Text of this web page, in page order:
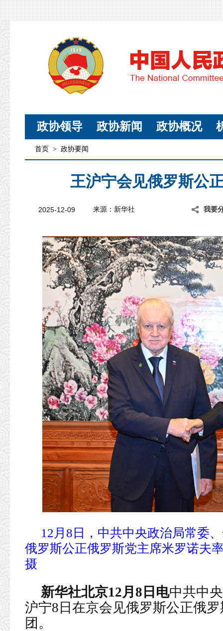
政协领导 政协新闻 政协概况
首页 > 政协要闻
王沪宁会见俄罗斯公
2025-12-09 来源：新华社 我要
12月8日，中共中央政治局常委
俄罗斯公正俄罗斯党主席米罗诺夫
摄
新华社北京12月8日电中共中
沪宁8日在京会见俄罗斯公正俄
团。